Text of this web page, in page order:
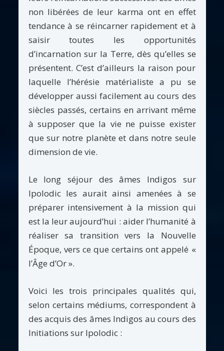
non libérées de leur karma ont en effet
tendance à se réincarner rapidement et à
saisir toutes les opportunités
d’incarnation sur la Terre, dès qu’elles se
présentent. C’est d’ailleurs la raison pour
laquelle l’hérésie matérialiste a pu se
développer aussi facilement au cours des
siècles passés, certains en arrivant même
à supposer que la vie ne puisse exister
que sur notre planète et dans notre seule
dimension de vie.
Le long séjour des âmes Indigos sur
Ipolodic les aurait ainsi amenées à se
préparer intensivement à la mission qui
est la leur aujourd’hui : aider l’humanité à
réaliser sa transition vers la Nouvelle
Époque, vers ce que certains ont appelé «
l’Âge d’Or ».
Voici les trois principales qualités qui,
selon certains médiums, correspondent à
des acquis des âmes Indigos au cours des
Initiations sur Ipolodic :